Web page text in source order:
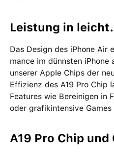
Leistung in leicht.
Das Design des iPhone
mance im dünnsten
unserer Apple Chips der
Effizienz des A19 Pro Chip
Features wie Bereinigen in
oder grafik­intensive
A19 Pro Chip und